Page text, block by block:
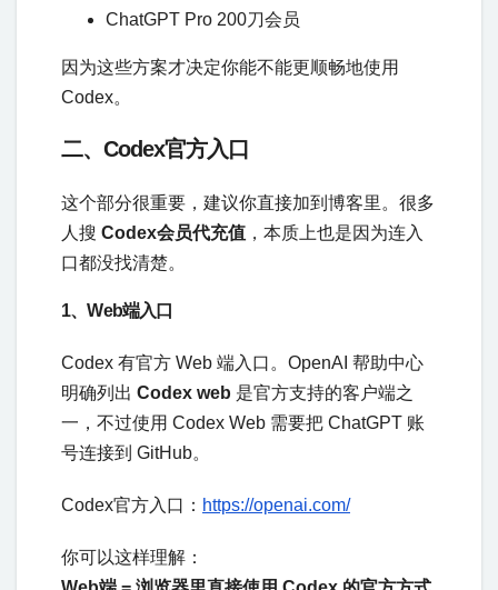
ChatGPT Pro 200刀会员
因为这些方案才决定你能不能更顺畅地使用
Codex。
二、Codex官方入口
这个部分很重要，建议你直接加到博客里。很多
人搜 Codex会员代充值 ，本质上也是因为连入
口都没找清楚。
1、Web端入口
Codex 有官方 Web 端入口。OpenAI 帮助中心
明确列出 Codex web 是官方支持的客户端之
一，不过使用 Codex Web 需要把 ChatGPT 账
号连接到 GitHub。
Codex官方入口： https://openai.com/
你可以这样理解：